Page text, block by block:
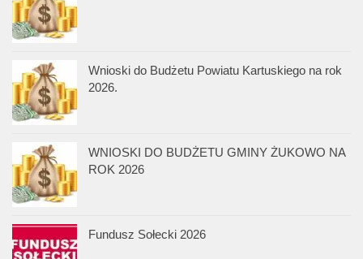
Wnioski do Budżetu Powiatu Kartuskiego na rok
2026.
WNIOSKI DO BUDŻETU GMINY ŻUKOWO NA
ROK 2026
Fundusz Sołecki 2026